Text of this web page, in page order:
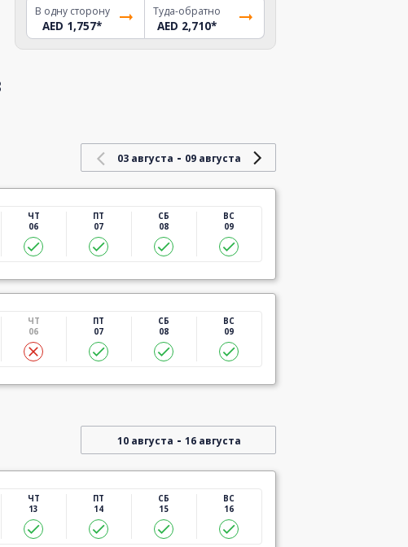
В одну сторону
AED 1,757*
Туда-обратно
AED 2,710*
03 августа - 09 августа
ЧТ
06
ПТ
07
СБ
08
ВС
09
ЧТ
06
ПТ
07
СБ
08
ВС
09
10 августа - 16 августа
ЧТ
13
ПТ
14
СБ
15
ВС
16